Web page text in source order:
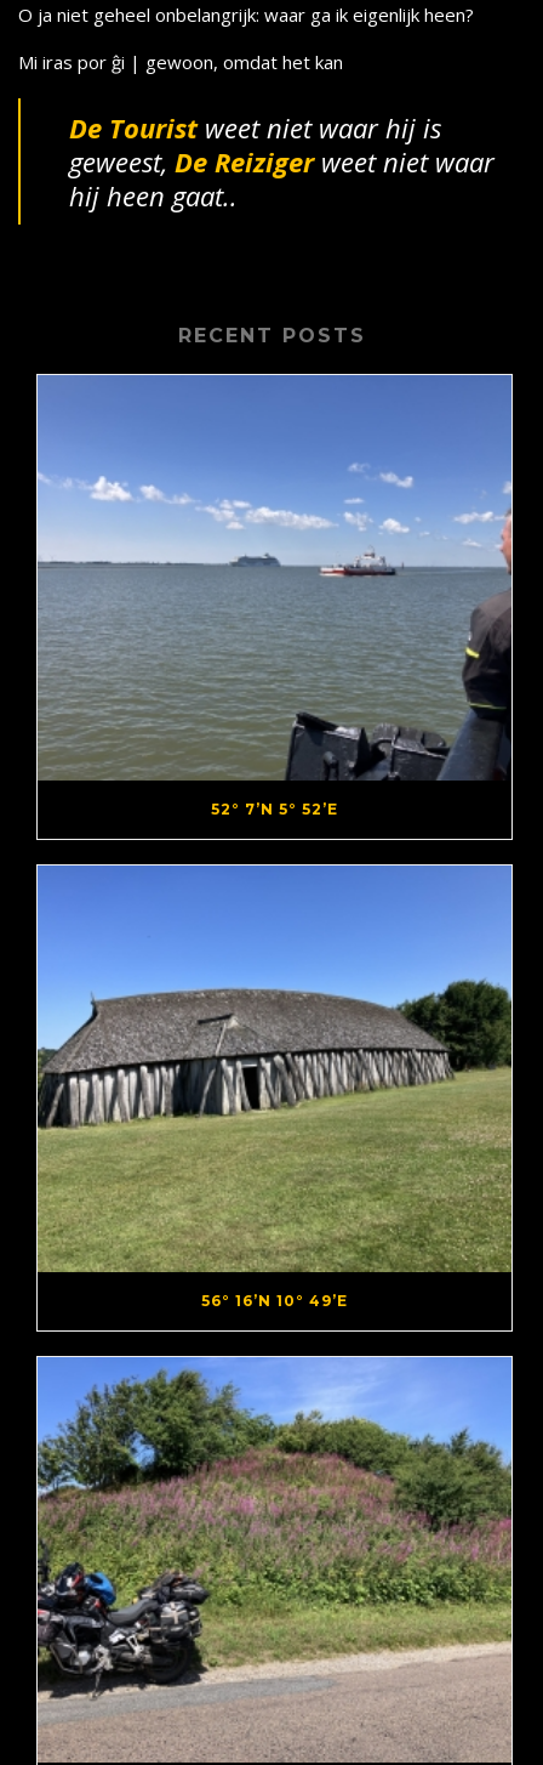
O ja niet geheel onbelangrijk: waar ga ik eigenlijk heen?
Mi iras por ĝi | gewoon, omdat het kan
De Tourist weet niet waar hij is
geweest, De Reiziger weet niet waar
hij heen gaat..
RECENT POSTS
52° 7’N 5° 52’E
56° 16’N 10° 49’E